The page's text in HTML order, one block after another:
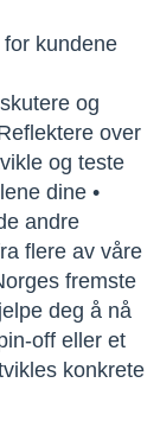
kundene
og
over
og teste
dine •
andre
flere av våre
fremste
deg å nå
off eller et
konkrete